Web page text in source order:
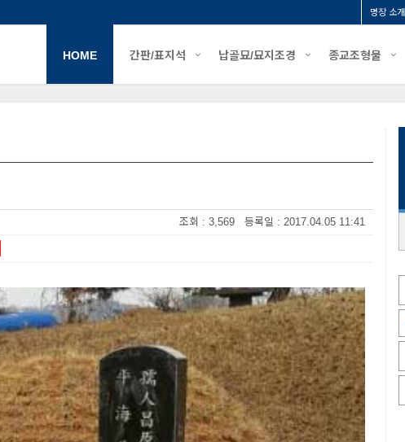
명장 소개
HOME 간판/표지석 납골묘/묘지조경 종교조형물
조회 : 3,569 등록일 : 2017.04.05 11:41